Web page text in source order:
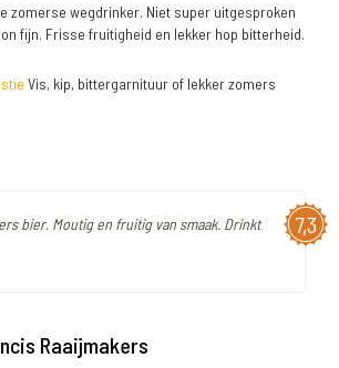
zomerse wegdrinker. Niet super uitgesproken
fijn. Frisse fruitigheid en lekker hop bitterheid.
Vis, kip, bittergarnituur of lekker zomers
7,3
bier. Moutig en fruitig van smaak. Drinkt
Raaijmakers